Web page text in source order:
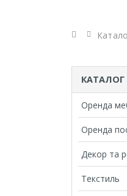
Головна
КАТАЛОГ
Оренда
Оренда
Декор та
Текстиль